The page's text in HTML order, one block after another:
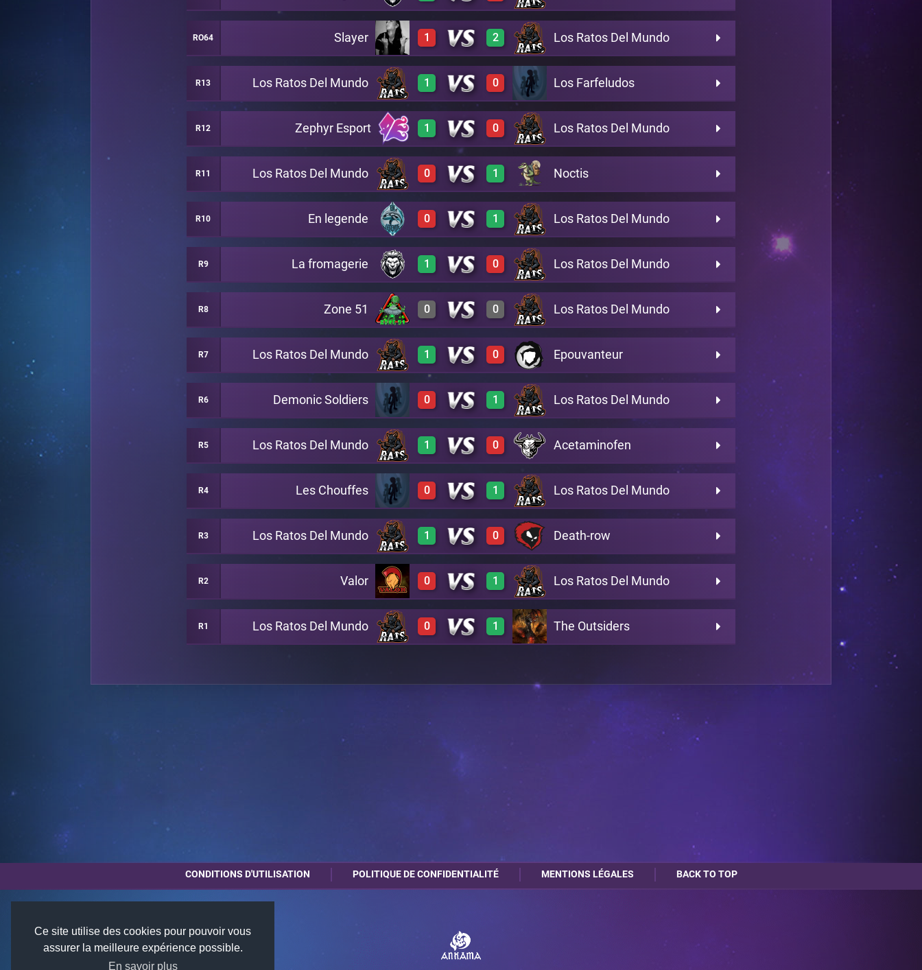
Ce site utilise des cookies pour pouvoir vous
assurer la meilleure expérience possible.
En savoir plus
0 A28 2
3 A28 0
3 A27 0
RO64 Slayer 1 Los Ratos Del Mundo
2
3 A20 0
0 A20 3
0 A25 3
R13 Los Ratos Del Mundo 1 Los Farfeludos
0
3 A11 0
R12 Zephyr Esport 1 Los Ratos Del Mundo
0
2 A7 0
R11 Los Ratos Del Mundo 0 Noctis
1
0 A12 3
R10 En legende 0 Los Ratos Del Mundo
1
0 A3 3
R9 La fromagerie 1 Los Ratos Del Mundo
0
3 A5 0
R8 Zone 51 0 Los Ratos Del Mundo
0
1 A16 1
R7 Los Ratos Del Mundo 1 Epouvanteur
0
3 A8 0
R6 Demonic Soldiers 0 Los Ratos Del Mundo
1
0 A17 3
R5 Los Ratos Del Mundo 1 Acetaminofen
0
3 B10 0
R4 Les Chouffes 0 Los Ratos Del Mundo
1
0 B13 3
R3 Los Ratos Del Mundo 1 Death-row
0
3 C14 0
R2 Valor 0 Los Ratos Del Mundo
1
0 B15 2
R1 Los Ratos Del Mundo 0 The Outsiders
1
CONDITIONS D'UTILISATION POLITIQUE DE CONFIDENTIALITÉ MENTIONS LÉGALES BACK TO TOP